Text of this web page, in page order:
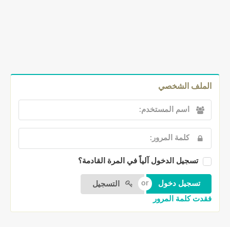
الملف الشخصي
تسجيل الدخول آلياً في المرة القادمة؟
التسجيل
فقدت كلمة المرور